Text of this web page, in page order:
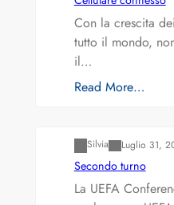
Con la crescita
tutto il mondo,
il…
Read More…
Silvia Luglio 31,
Secondo turno
La UEFA